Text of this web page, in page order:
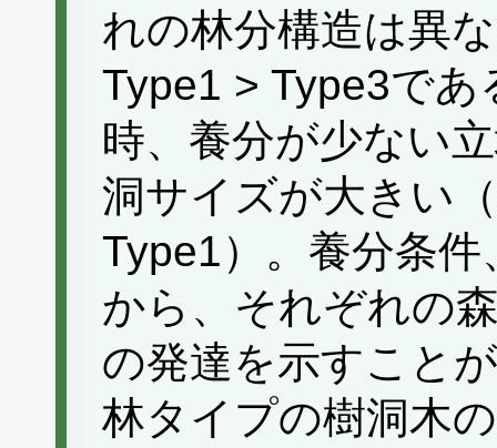
れの林分構造は異
Type1 > Type3で
時、養分が少ない
洞サイズが大きい
Type1）。養分条
から、それぞれの
の発達を示すこと
林タイプの樹洞木